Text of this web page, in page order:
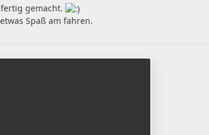
gemacht.
Spaß am fahren.